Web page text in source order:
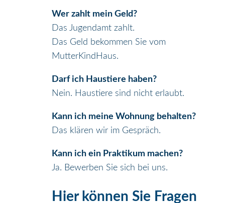
Wer zahlt mein Geld?
Das Jugendamt zahlt.
Das Geld bekommen Sie vom
MutterKindHaus.
Darf ich Haustiere haben?
Nein. Haustiere sind nicht erlaubt.
Kann ich meine Wohnung behalten?
Das klären wir im Gespräch.
Kann ich ein Praktikum machen?
Ja. Bewerben Sie sich bei uns.
Hier können Sie Fragen